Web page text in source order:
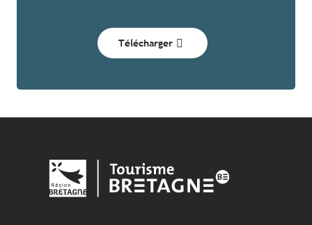
Télécharger